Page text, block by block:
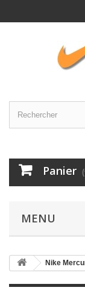
Panier
MENU
Nike